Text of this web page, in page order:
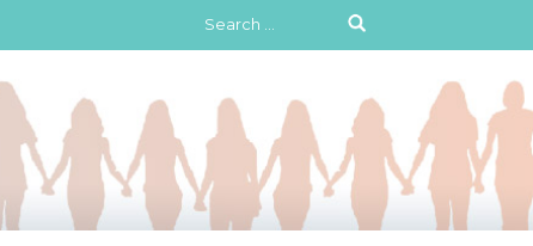
Search
for: